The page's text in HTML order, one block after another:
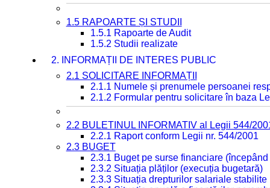
1.5 RAPOARTE ȘI STUDII
1.5.1 Rapoarte de Audit
1.5.2 Studii realizate
2. INFORMAȚII DE INTERES PUBLIC
2.1 SOLICITARE INFORMAȚII
2.1.1 Numele și prenumele persoanei
2.1.2 Formular pentru solicitare în baza
2.2 BULETINUL INFORMATIV al Legii 544/
2.2.1 Raport conform Legii nr. 544/2001
2.3 BUGET
2.3.1 Buget pe surse financiare
2.3.2 Situația plăților (execuția bugetară)
2.3.3 Situația drepturilor salariale